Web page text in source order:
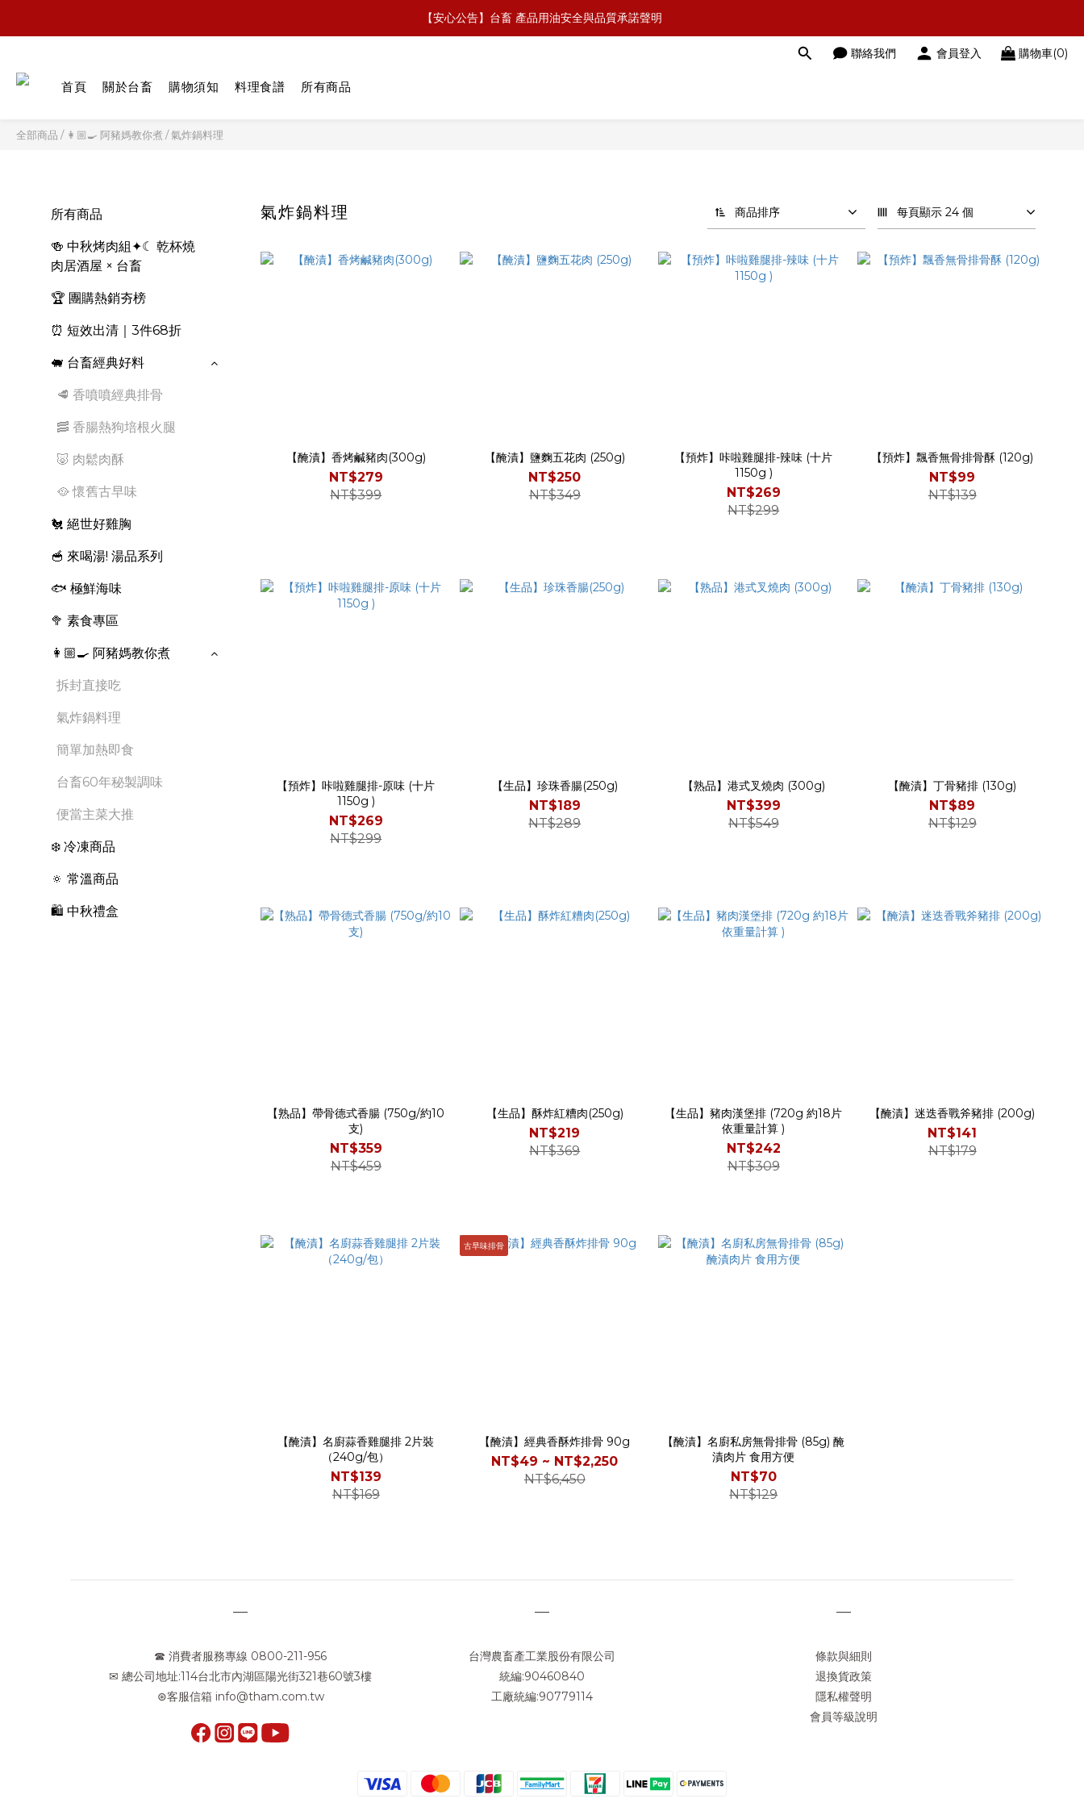
\ 加𝙇𝙄𝙉𝙀好友 拿免費無骨排骨 /
【安心公告】台畜 產品用油安全與品質承諾聲明
聯絡我們 會員登入 購物車(0)
首頁 關於台畜 購物須知 料理食譜 所有商品
全部商品 / 👩🏼‍🍳 阿豬媽教你煮 /氣炸鍋料理
所有商品
🍻 中秋烤肉組✦☾ 乾杯燒
肉居酒屋 × 台畜
🏆 團購熱銷夯榜
⏰ 短效出清｜3件68折
🐖 台畜經典好料
🥩 香噴噴經典排骨
🥓 香腸熱狗培根火腿
🐷 肉鬆肉酥
🥘 懷舊古早味
🐔 絕世好雞胸
🥣 來喝湯! 湯品系列
🐟 極鮮海味
🥦 素食專區
👩🏼‍🍳 阿豬媽教你煮
拆封直接吃
氣炸鍋料理
簡單加熱即食
台畜60年秘製調味
便當主菜大推
❄️ 冷凍商品
🔅 常溫商品
🛍️ 中秋禮盒
氣炸鍋料理 商品排序 每頁顯示 24 個
【醃漬】香烤鹹豬肉(300g)
NT$279
NT$399
【醃漬】鹽麴五花肉 (250g)
NT$250
NT$349
【預炸】咔啦雞腿排-辣味 (十片
1150g )
NT$269
NT$299
【預炸】飄香無骨排骨酥 (120g)
NT$99
NT$139
【預炸】咔啦雞腿排-原味 (十片
1150g )
NT$269
NT$299
【生品】珍珠香腸(250g)
NT$189
NT$289
【熟品】港式叉燒肉 (300g)
NT$399
NT$549
【醃漬】丁骨豬排 (130g)
NT$89
NT$129
【熟品】帶骨德式香腸 (750g/約10
支)
NT$359
NT$459
【生品】酥炸紅糟肉(250g)
NT$219
NT$369
【生品】豬肉漢堡排 (720g 約18片
依重量計算 )
NT$242
NT$309
【醃漬】迷迭香戰斧豬排 (200g)
NT$141
NT$179
【醃漬】名廚蒜香雞腿排 2片裝
（240g/包）
NT$139
NT$169
古早味排骨
【醃漬】經典香酥炸排骨 90g
NT$49 ~ NT$2,250
NT$6,450
【醃漬】名廚私房無骨排骨 (85g) 醃
漬肉片 食用方便
NT$70
NT$129
—
☎ 消費者服務專線 0800-211-956
✉ 總公司地址:114台北市內湖區陽光街321巷60號3樓
⊛客服信箱 info@tham.com.tw
—
台灣農畜產工業股份有限公司
統編:90460840
工廠統編:90779114
—
條款與細則
退換貨政策
隱私權聲明
會員等級說明